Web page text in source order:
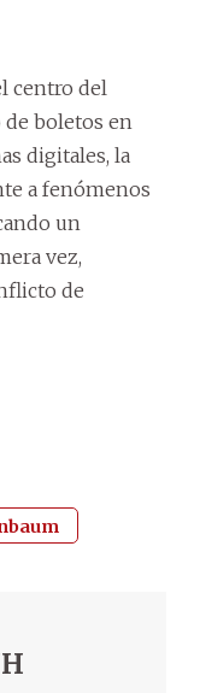
centro del
boletos en
digitales, la
a fenómenos
un
vez,
de